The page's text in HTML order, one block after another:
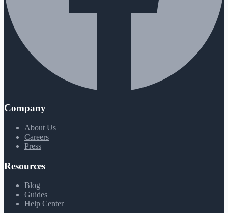
Company
About Us
Careers
Press
Resources
Blog
Guides
Help Center